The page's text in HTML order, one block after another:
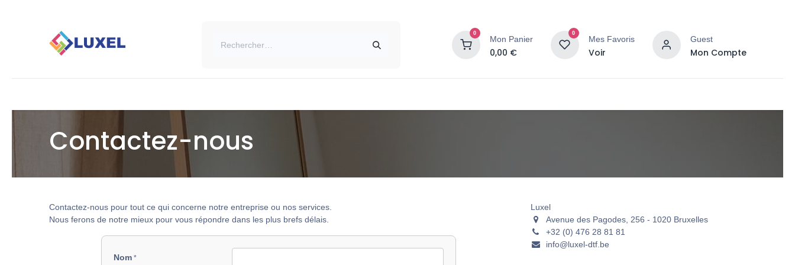
0
Mon Panier
0,00 €
0
Mes Favoris
Voir
Guest
Mon Compte
Contactez-nous
Contactez-nous pour tout ce qui concerne notre entreprise ou nos services.
Nous ferons de notre mieux pour vous répondre dans les plus brefs délais.
Nom*
Luxel
Avenue des Pagodes, 256 - 1020 Bruxelles
+32 (0) 476 28 81 81
info@luxel-dtf.be